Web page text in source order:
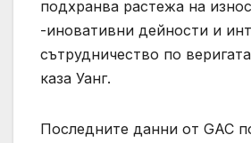
подхранва растежа на
-иновативни дейности и
сътрудничество по
каза Уанг.
Последните данни от GAC